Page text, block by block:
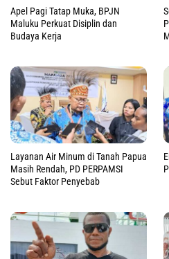
Apel Pagi Tatap Muka, BPJN
Maluku Perkuat Disiplin dan
Budaya Kerja
Layanan Air Minum di Tanah Papua
Masih Rendah, PD PERPAMSI
Sebut Faktor Penyebab